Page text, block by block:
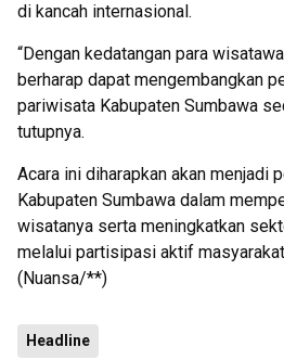
di kancah internasional.
“Dengan kedatangan para
berharap dapat mengembangkan
pariwisata Kabupaten Sumbawa
tutupnya.
Acara ini diharapkan akan menjadi
Kabupaten Sumbawa dalam
wisatanya serta meningkatkan
melalui partisipasi aktif
(Nuansa/**)
Headline